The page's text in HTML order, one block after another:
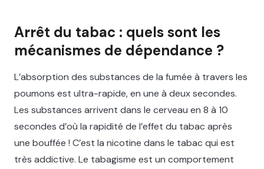
Arrêt du tabac : quels sont les
mécanismes de dépendance ?
L’absorption des substances de la fumée à travers les
poumons est ultra-rapide, en une à deux secondes.
Les substances arrivent dans le cerveau en 8 à 10
secondes d’où la rapidité de l’effet du tabac après
une bouffée ! C’est la nicotine dans le tabac qui est
très addictive. Le tabagisme est un comportement